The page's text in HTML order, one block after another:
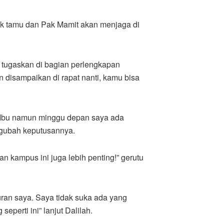
tamu dan Pak Mamit akan menjaga di
di bagian perlengkapan
di rapat nanti, kamu bisa
namun minggu depan saya ada
keputusannya.
kampus ini juga lebih penting!” gerutu
saya. Saya tidak suka ada yang
ini” lanjut Dalilah.